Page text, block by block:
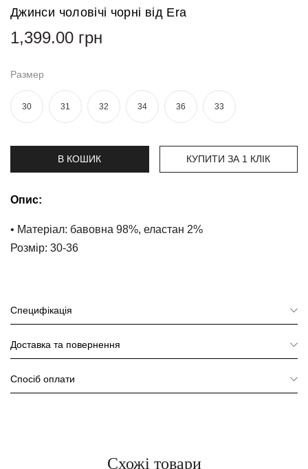
Футболки
та поло
Джинси
та
брюки
Жіночі
сумки
Шорти
Джинси чоловічі чорні від Era
1,399.00 грн
Размер
30 31 32 34 36 33
В КОШИК КУПИТИ ЗА 1 КЛIК
Опис:
• Матеріал: бавовна 98%, еластан 2%
Розмір: 30-36
Специфікація
Доставка та повернення
Спосіб оплати
Схожі товари